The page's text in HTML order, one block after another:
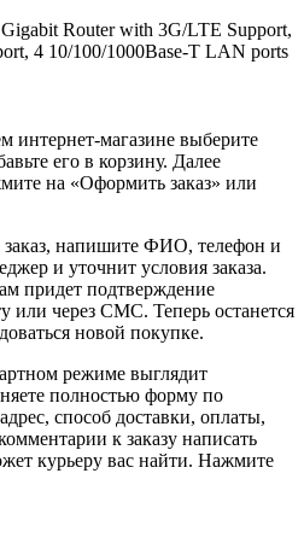
Router with 3G/LTE Support,
4 10/100/1000Base-T LAN ports
интернет-магазине выберите
его в корзину. Далее
на «Оформить заказ» или
заказ, напишите ФИО, телефон и
и уточнит условия заказа.
придет подтверждение
или через СМС. Теперь останется
новой покупке.
режиме выглядит
полностью форму по
способ доставки, оплаты,
к заказу написать
курьеру вас найти. Нажмите